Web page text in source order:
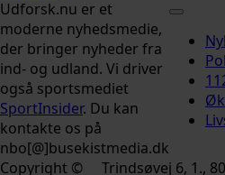
Udforsk.nu er et
moderne nyhedsmedie,
der bringer nyheder fra
ind- og udland. Vi driver
også sportsmediet
SportInsider. Du kan
kontakte os på
nbo[@]busekistmedia.dk
Copyright © Trindsøvej 6, 1.,